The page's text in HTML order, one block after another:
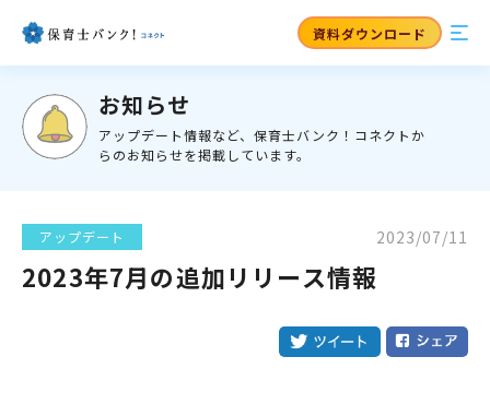
資料ダウンロード
お知らせ
アップデート情報など、保育士バンク！コネクトか
らのお知らせを掲載しています。
アップデート 2023/07/11
2023年7月の追加リリース情報